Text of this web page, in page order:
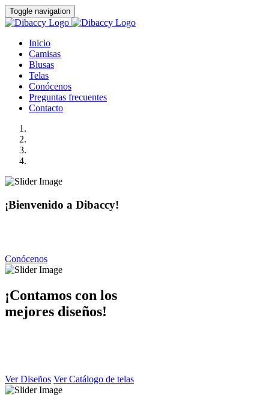
Toggle navigation
Inicio
Camisas
Blusas
Telas
Conócenos
Preguntas frecuentes
Contacto
¡Bienvenido a Dibaccy!
Conócenos
¡Contamos con los
mejores diseños!
Ver Diseños Ver Catálogo de telas